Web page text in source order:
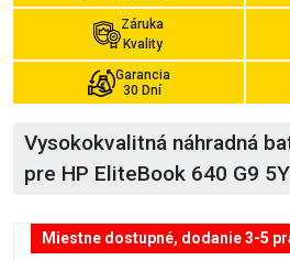
Záruka
Kvality
Garancia
30 Dní
Vysokokvalitná náhradná
pre HP EliteBook 640 G9
Miestne dostupné, dodanie 3-5